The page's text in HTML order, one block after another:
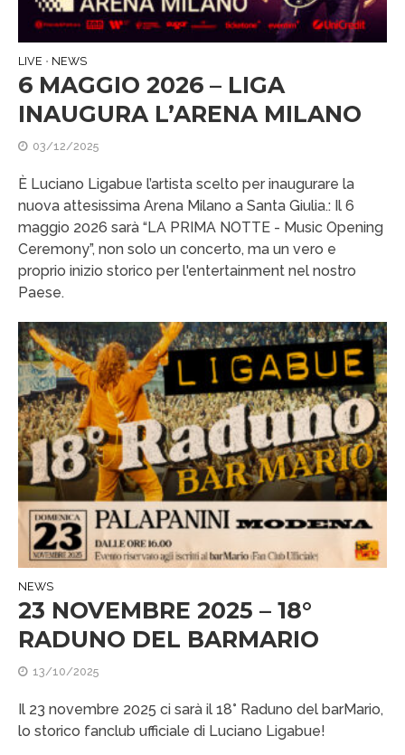
LIVE • NEWS
6 MAGGIO 2026 – LIGA
INAUGURA L’ARENA MILANO
03/12/2025
È Luciano Ligabue l’artista scelto per inaugurare la
nuova attesissima Arena Milano a Santa Giulia.: Il 6
maggio 2026 sarà “LA PRIMA NOTTE - Music Opening
Ceremony”, non solo un concerto, ma un vero e
proprio inizio storico per l'entertainment nel nostro
Paese.
NEWS
23 NOVEMBRE 2025 – 18°
RADUNO DEL BARMARIO
13/10/2025
Il 23 novembre 2025 ci sarà il 18° Raduno del barMario,
lo storico fanclub ufficiale di Luciano Ligabue!